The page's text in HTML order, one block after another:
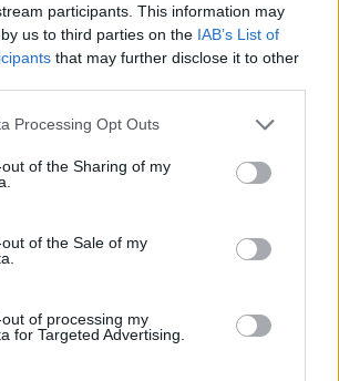
participants. This information may
us to third parties on the IAB’s List of
that may further disclose it to other
Processing Opt Outs
of the Sharing of my
of the Sale of my
of processing my
for Targeted Advertising.
kötött.
tartalmazza:
teljes cikkarchívum
Előfizetés